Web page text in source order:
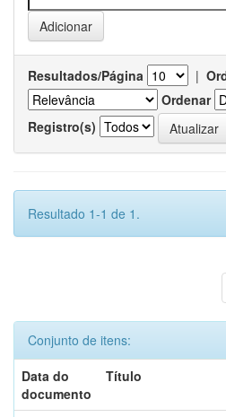
Resultados/Página |
Ordenar
Registro(s)
Resultado 1-1 de 1.
Conjunto de itens:
Data do
documento
Título